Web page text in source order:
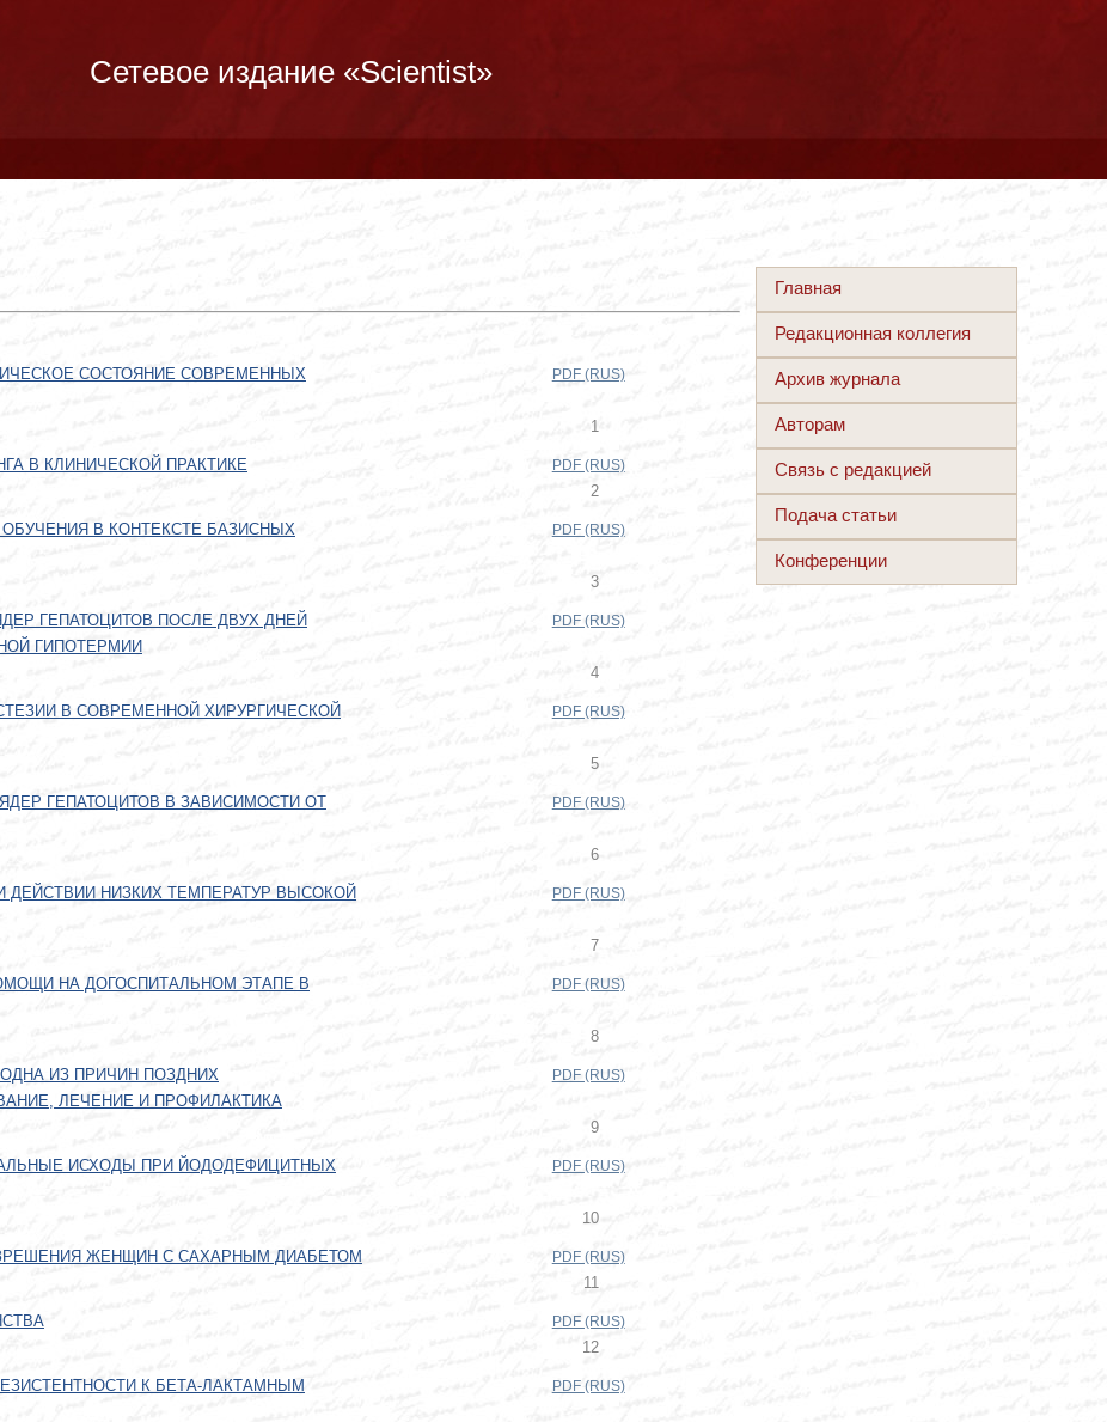
Сетевое издание «Scientist»
СОСТОЯНИЕ СОВРЕМЕННЫХ
PDF (RUS)
1
В КЛИНИЧЕСКОЙ ПРАКТИКЕ PDF (RUS)
2
В КОНТЕКСТЕ БАЗИСНЫХ
PDF (RUS)
3
ГЕПАТОЦИТОВ ПОСЛЕ ДВУХ ДНЕЙ
ГИПОТЕРМИИ
PDF (RUS)
4
В СОВРЕМЕННОЙ ХИРУРГИЧЕСКОЙ
PDF (RUS)
5
ГЕПАТОЦИТОВ В ЗАВИСИМОСТИ ОТ
PDF (RUS)
6
НИЗКИХ ТЕМПЕРАТУР ВЫСОКОЙ
PDF (RUS)
7
НА ДОГОСПИТАЛЬНОМ ЭТАПЕ В
PDF (RUS)
8
ИЗ ПРИЧИН ПОЗДНИХ
ЛЕЧЕНИЕ И ПРОФИЛАКТИКА
PDF (RUS)
9
ИСХОДЫ ПРИ ЙОДОДЕФИЦИТНЫХ
PDF (RUS)
10
ЖЕНЩИН С САХАРНЫМ ДИАБЕТОМ PDF (RUS)
11
PDF (RUS)
12
К БЕТА-ЛАКТАМНЫМ
PDF (RUS)
Главная
Редакционная коллегия
Архив журнала
Авторам
Связь с редакцией
Подача статьи
Конференции